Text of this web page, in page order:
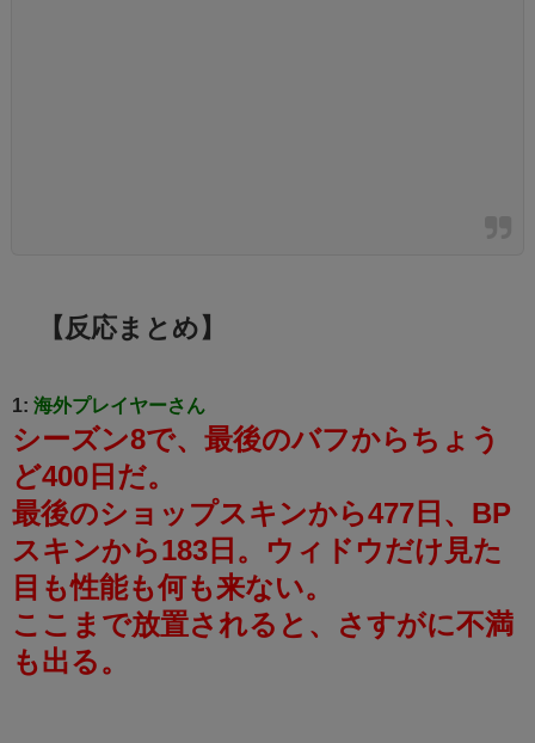
【反応まとめ】
1: 海外プレイヤーさん
シーズン8で、最後のバフからちょう
ど400日だ。
最後のショップスキンから477日、BP
スキンから183日。
ウィドウだけ見た
目も性能も何も来ない。
ここまで放置されると、さすがに不満
も出る。